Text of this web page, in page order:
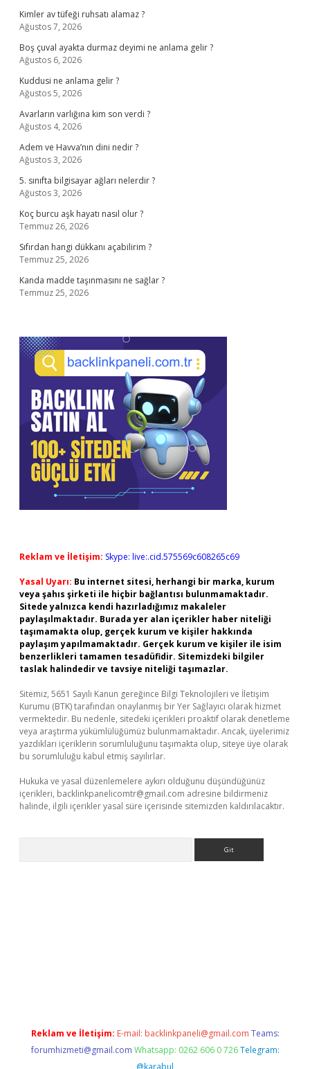
Kimler av tüfeği ruhsatı alamaz ?
Ağustos 7, 2026
Boş çuval ayakta durmaz deyimi ne anlama gelir ?
Ağustos 6, 2026
Kuddusi ne anlama gelir ?
Ağustos 5, 2026
Avarların varlığına kim son verdi ?
Ağustos 4, 2026
Adem ve Havva’nın dini nedir ?
Ağustos 3, 2026
5. sınıfta bilgisayar ağları nelerdir ?
Ağustos 3, 2026
Koç burcu aşk hayatı nasıl olur ?
Temmuz 26, 2026
Sıfırdan hangi dükkanı açabilirim ?
Temmuz 25, 2026
Kanda madde taşınmasını ne sağlar ?
Temmuz 25, 2026
Reklam ve İletişim: Skype: live:.cid.575569c608265c69
Yasal Uyarı: Bu internet sitesi, herhangi bir marka, kurum
veya şahıs şirketi ile hiçbir bağlantısı bulunmamaktadır.
Sitede yalnızca kendi hazırladığımız makaleler
paylaşılmaktadır. Burada yer alan içerikler haber niteliği
taşımamakta olup, gerçek kurum ve kişiler hakkında
paylaşım yapılmamaktadır. Gerçek kurum ve kişiler ile isim
benzerlikleri tamamen tesadüfidir. Sitemizdeki bilgiler
taslak halindedir ve tavsiye niteliği taşımazlar.
Sitemiz, 5651 Sayılı Kanun gereğince Bilgi Teknolojileri ve İletişim
Kurumu (BTK) tarafından onaylanmış bir Yer Sağlayıcı olarak hizmet
vermektedir. Bu nedenle, sitedeki içerikleri proaktif olarak denetleme
veya araştırma yükümlülüğümüz bulunmamaktadır. Ancak, üyelerimiz
yazdıkları içeriklerin sorumluluğunu taşımakta olup, siteye üye olarak
bu sorumluluğu kabul etmiş sayılırlar.
Hukuka ve yasal düzenlemelere aykırı olduğunu düşündüğünüz
içerikleri, backlinkpanelicomtr@gmail.com adresine bildirmeniz
halinde, ilgili içerikler yasal süre içerisinde sitemizden kaldırılacaktır.
Reklam ve İletişim: E-mail: backlinkpaneli@gmail.com Teams:
forumhizmeti@gmail.com Whatsapp: 0262 606 0 726 Telegram:
@karabul